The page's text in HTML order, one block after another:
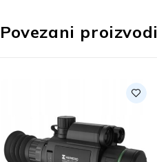
Povezani proizvodi